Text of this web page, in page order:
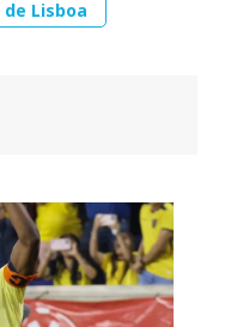
Lisboa